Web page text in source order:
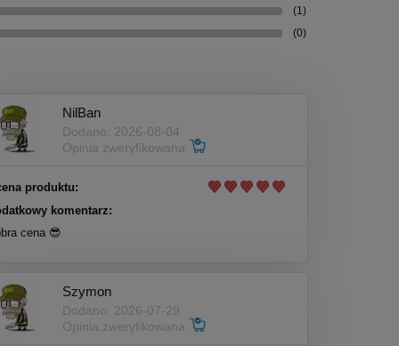
(1)
(0)
NilBan
Dodano: 2026-08-04
Opinia zweryfikowana
produktu:
komentarz:
cena 😎
Szymon
Dodano: 2026-07-29
Opinia zweryfikowana